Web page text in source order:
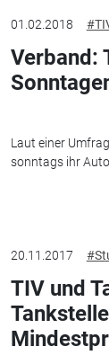
01.02.2018
Verband:
Laut einer
sonntags ihr
20.11.2017
TIV und